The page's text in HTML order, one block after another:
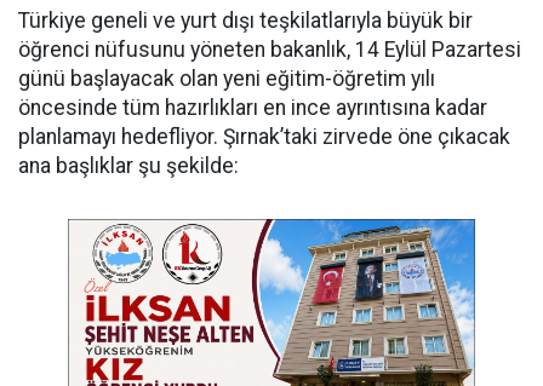
​Türkiye geneli ve yurt dışı teşkilatlarıyla büyük bir
öğrenci nüfusunu yöneten bakanlık, 14 Eylül Pazartesi
günü başlayacak olan yeni eğitim-öğretim yılı
öncesinde tüm hazırlıkları en ince ayrıntısına kadar
planlamayı hedefliyor. Şırnak’taki zirvede öne çıkacak
ana başlıklar şu şekilde: